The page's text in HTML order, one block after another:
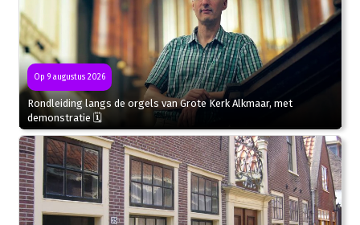
Op 9 augustus 2026
Rondleiding langs de orgels van Grote Kerk Alkmaar, met
demonstratie 🗓